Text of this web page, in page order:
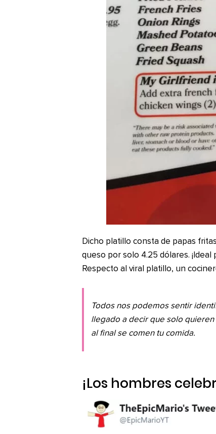
Dicho platillo consta de papas
queso por solo 4.25 dólares.
Respecto al viral platillo, un
Todos nos podemos sentir
llegado a decir que solo
al final se comen tu comida.
¡Los hombres